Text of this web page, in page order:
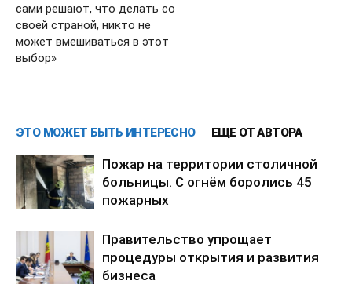
сами решают, что делать со
своей страной, никто не
может вмешиваться в этот
выбор»
ЭТО МОЖЕТ БЫТЬ ИНТЕРЕСНО ЕЩЕ ОТ АВТОРА
Пожар на территории столичной
больницы. С огнём боролись 45
пожарных
Правительство упрощает
процедуры открытия и развития
бизнеса